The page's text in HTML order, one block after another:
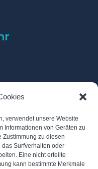
verwendet unsere Website
Informationen von Geräten zu
Zustimmung zu diesen
Surfverhalten oder
Eine nicht erteilte
kann bestimmte Merkmale